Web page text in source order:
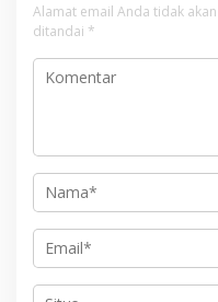
Alamat email Anda tidak
ditandai *